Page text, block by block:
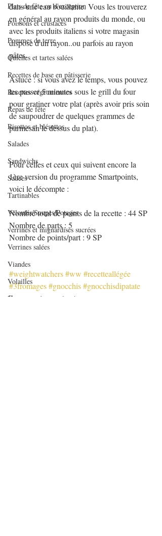
Plats de fête ou d'exception
Poissons et crustacés
Pommes de terre
Quiches et tartes salées
Recettes de base en pâtisserie
Recettes végétariennes
Repas de fête
Risottos et blésottos
Salades
Sandwichs
Sauces
Tartinables
Veloutés/Soupes/Potages
verrines et mignardises sucrées
Verrines salées
Viandes
Volailles
Yaourts et desserts lactés
dans une eau bouillante. Vous les trouverez
en général au rayon produits du monde, ou
avec les produits italiens si votre magasin
dispose d'un rayon..ou parfois au rayon
pâtes.
Astuce : si vous avez le temps, vous pouvez
les passer 5 minutes sous le grill du four
pour gratiner votre plat (après avoir pris soin
de saupoudrer de quelques grammes de
parmesan le dessus du plat).
Pour celles et ceux qui suivent encore la
1ère version du programme Smartpoints,
voici le décompte :
Nombre total de points de la recette : 44 SP
Nombre de parts : 5
Nombre de points/part : 9 SP
#weightwatchers#ww #recetteallégée
#3fromages#gnocchis#gnocchisdipatate
au Fromage